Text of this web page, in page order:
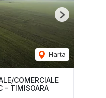
Harta
Next
COMERCIALE
- TIMISOARA